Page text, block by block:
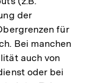
der
für
Bei manchen
auch von
oder bei